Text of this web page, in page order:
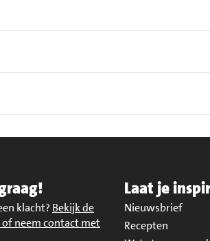
klacht? Bekijk de
neem contact met
Laat je
Nieuwsbrief
Recepten